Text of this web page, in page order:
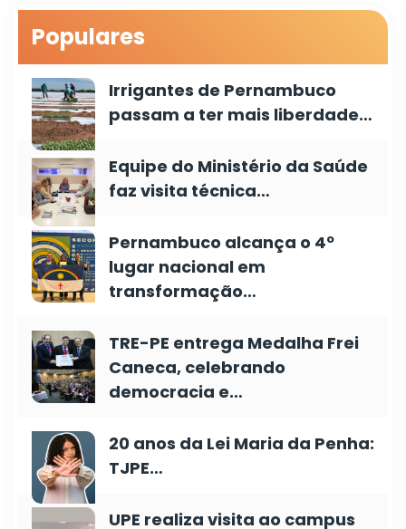
Populares
Irrigantes de Pernambuco
passam a ter mais liberdade…
Equipe do Ministério da Saúde
faz visita técnica…
Pernambuco alcança o 4º
lugar nacional em
transformação…
TRE-PE entrega Medalha Frei
Caneca, celebrando
democracia e…
20 anos da Lei Maria da Penha:
TJPE…
UPE realiza visita ao campus